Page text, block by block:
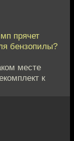
прячет
бензопилы?
месте
к